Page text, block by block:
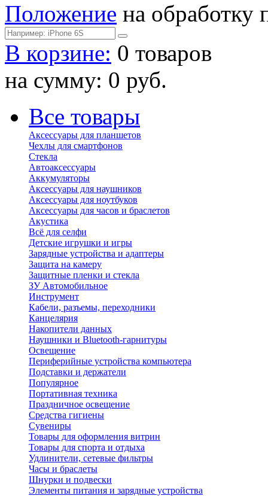
Положение на обработку
В корзине: 0 товаров
на сумму: 0 руб.
Все товары
Аксессуары для планшетов
Чехлы для смартфонов
Стекла
Автоаксессуары
Аккумуляторы
Аксессуары для наушников
Аксессуары для ноутбуков
Аксессуары для часов и браслетов
Акустика
Всё для селфи
Детские игрушки и игры
Зарядные устройства и адаптеры
Защита на камеру
Защитные пленки и стекла
ЗУ Автомобильное
Инструмент
Кабели, разъемы, переходники
Канцелярия
Накопители данных
Наушники и Bluetooth-гарнитуры
Освещение
Периферийные устройства компьютера
Подставки и держатели
Популярное
Портативная техника
Праздничное освещение
Средства гигиены
Сувениры
Товары для оформления витрин
Товары для спорта и отдыха
Удлинители, сетевые фильтры
Часы и браслеты
Шнурки и подвески
Элементы питания и зарядные устройства